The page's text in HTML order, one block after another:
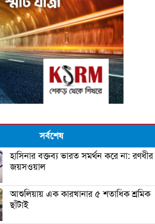
সর্বশেষ
হাসিনার বক্তব্য ভারত সমর্থন করে না: রণধীর
জয়সওয়াল
আশুলিয়ায় এক কারখানার ৫ শতাধিক শ্রমিক
ছাঁটাই